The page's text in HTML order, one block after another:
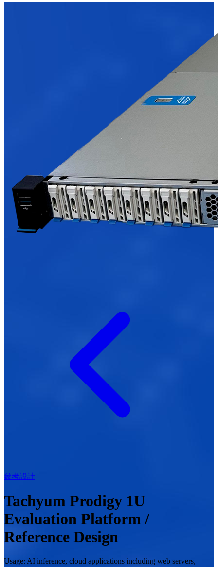
參考設計
Tachyum Prodigy 1U
Evaluation Platform /
Reference Design
Usage: AI inference, cloud applications including web servers,